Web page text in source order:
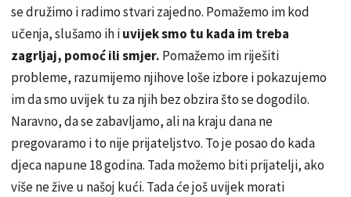
se družimo i radimo stvari zajedno. Pomažemo im kod
učenja, slušamo ih iuvijek smo tu kada im treba
zagrljaj, pomoć ili smjer. Pomažemo im riješiti
probleme, razumijemo njihove loše izbore i pokazujemo
im da smo uvijek tu za njih bez obzira što se dogodilo.
Naravno, da se zabavljamo, ali na kraju dana ne
pregovaramo i to nije prijateljstvo. To je posao do kada
djeca napune 18 godina. Tada možemo biti prijatelji, ako
više ne žive u našoj kući. Tada će još uvijek morati